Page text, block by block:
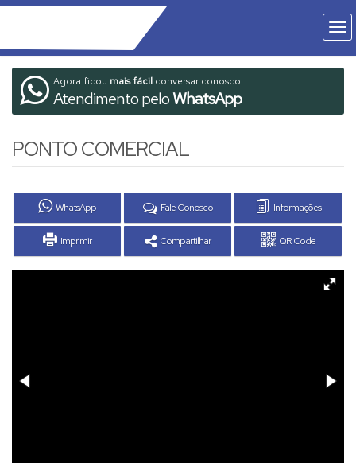
Agora ficou mais fácil conversar conosco
Atendimento peloWhatsApp
PONTO COMERCIAL
WhatsApp Fale Conosco Informações
Imprimir Compartilhar QR Code